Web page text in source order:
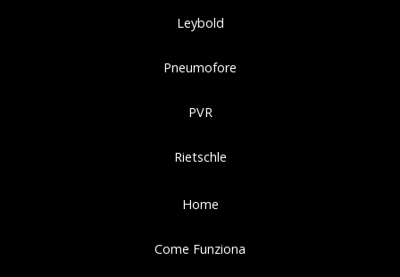
Leybold
Pneumofore
PVR
Rietschle
Home
Come Funziona